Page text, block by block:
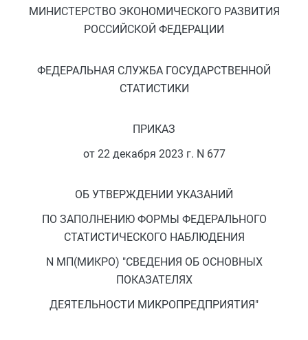
МИНИСТЕРСТВО ЭКОНОМИЧЕСКОГО РАЗВИТИЯ
РОССИЙСКОЙ ФЕДЕРАЦИИ
ФЕДЕРАЛЬНАЯ СЛУЖБА ГОСУДАРСТВЕННОЙ
СТАТИСТИКИ
ПРИКАЗ
от 22 декабря 2023 г. N 677
ОБ УТВЕРЖДЕНИИ УКАЗАНИЙ
ПО ЗАПОЛНЕНИЮ ФОРМЫ ФЕДЕРАЛЬНОГО
СТАТИСТИЧЕСКОГО НАБЛЮДЕНИЯ
N МП(МИКРО) "СВЕДЕНИЯ ОБ ОСНОВНЫХ
ПОКАЗАТЕЛЯХ
ДЕЯТЕЛЬНОСТИ МИКРОПРЕДПРИЯТИЯ"